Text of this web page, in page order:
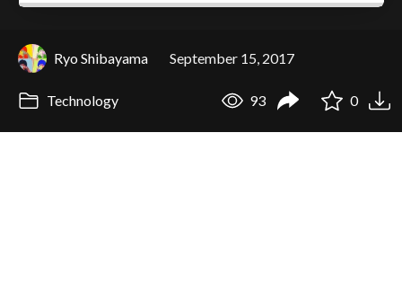
Ryo Shibayama September 15, 2017
Technology 93 0